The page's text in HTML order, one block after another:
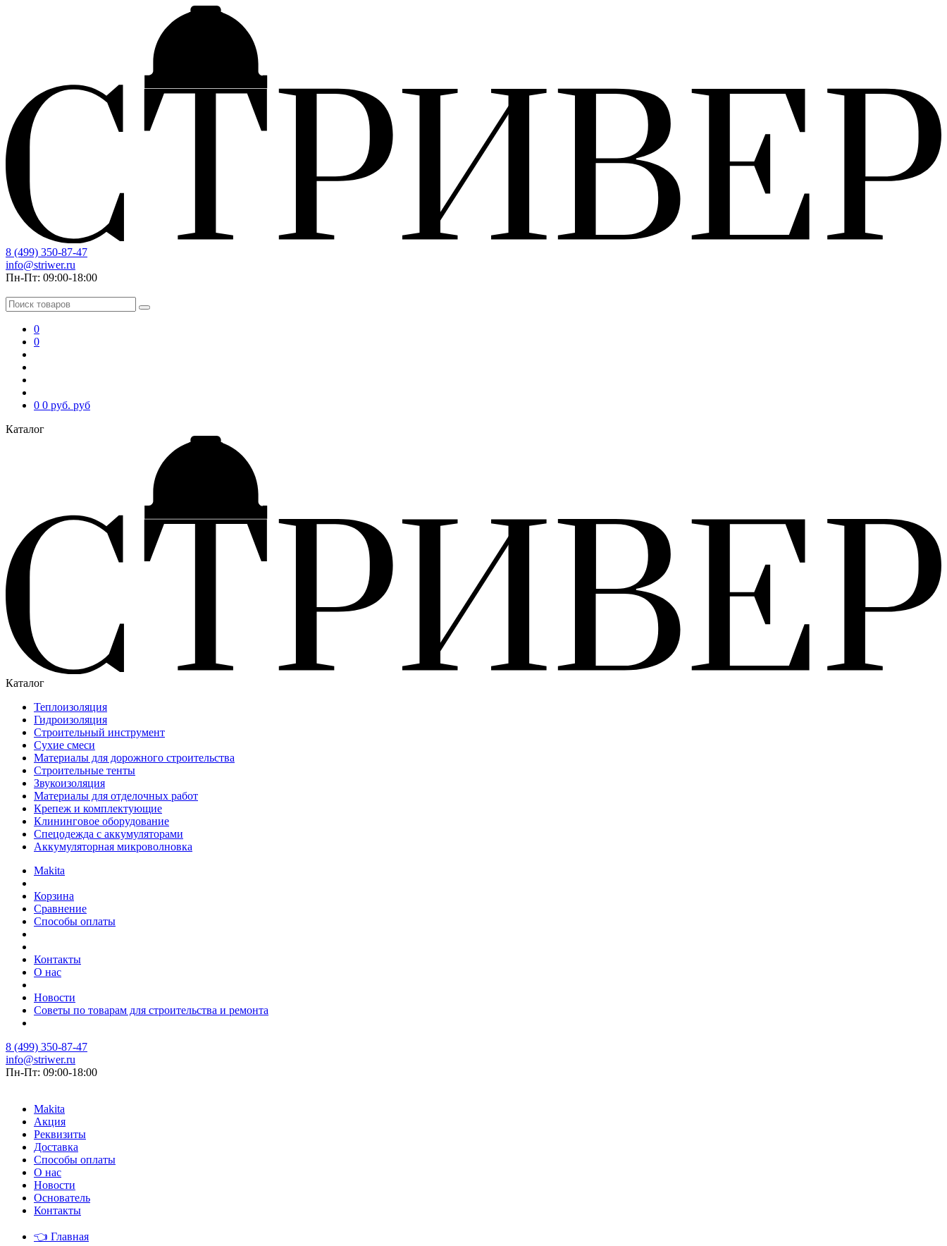
8 (499) 350-87-47
info@striwer.ru
Пн-Пт: 09:00-18:00
0
0
0 0 руб. руб
Каталог
Каталог
Теплоизоляция
Гидроизоляция
Строительный инструмент
Сухие смеси
Материалы для дорожного строительства
Строительные тенты
Звукоизоляция
Материалы для отделочных работ
Крепеж и комплектующие
Клининговое оборудование
Спецодежда с аккумуляторами
Аккумуляторная микроволновка
Makita
Корзина
Сравнение
Способы оплаты
Контакты
О нас
Новости
Советы по товарам для строительства и ремонта
8 (499) 350-87-47
info@striwer.ru
Пн-Пт: 09:00-18:00
Makita
Акция
Реквизиты
Доставка
Способы оплаты
О нас
Новости
Основатель
Контакты
👈 Главная